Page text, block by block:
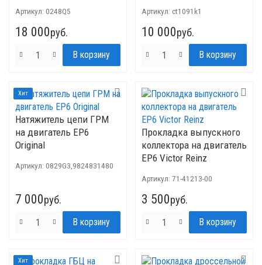
Артикул: 0248Q5
18 000руб.
Артикул: ct1091k1
10 000руб.
Хит
Натяжитель цепи ГРМ
на двигатель EP6
Original
Артикул: 0829G3,9824831480
7 000руб.
Прокладка выпускного
коллектора на двигатель
EP6 Victor Reinz
Артикул: 71-41213-00
3 500руб.
Хит